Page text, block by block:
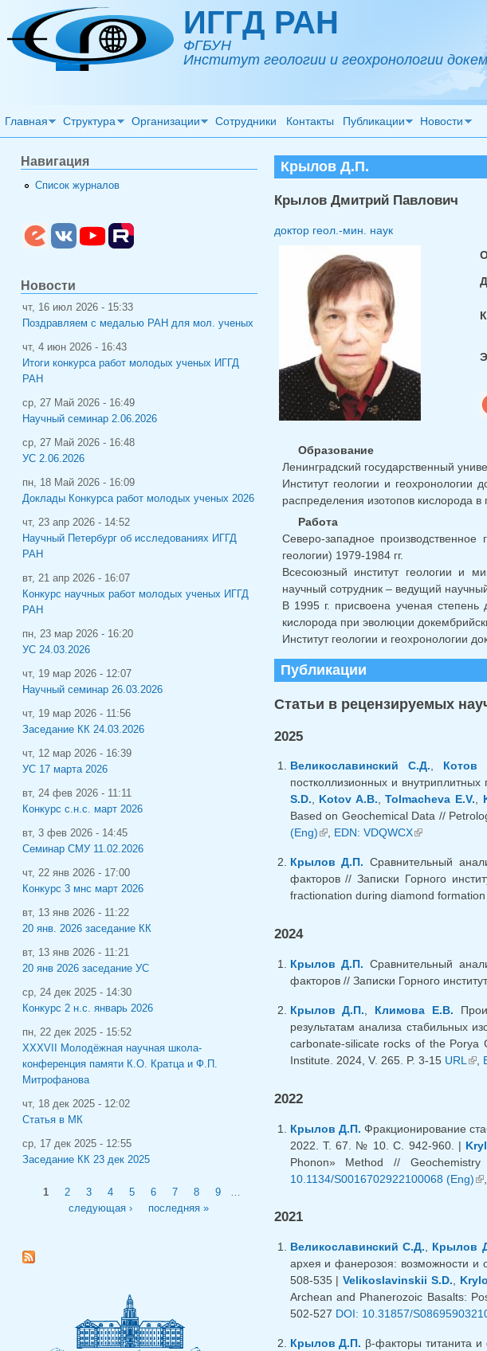
Перейти к основному содержанию ИГГД РАН
ФГБУН
Институт геологии и геохронологии
Главная Структура Организации Сотрудники Контакты Публикации Новости
Крылов Д.П.
Крылов Дмитрий Павлович
доктор геол.-мин. наук
Образование
Ленинградский государственный
Институт геологии и
распределения изотопов кислорода
Работа
Северо-западное
геологии) 1979-1984 гг.
Всесоюзный институт геологии и
научный сотрудник – ведущий
В 1995 г. присвоена ученая степень
кислорода при эволюции
Институт геологии и геохронологии
Публикации
Статьи в рецензируемых
2025
Великославинский С.Д., Котов
постколлизионных и
S.D., Kotov A.B.,Tolmacheva E.V.,
Based on Geochemical Data //
(Eng)(внешняя ссылка)
, EDN: VDQWCX(внешняя
Крылов Д.П. Сравнительный
факторов // Записки Горного
fractionation during diamond
2024
Крылов Д.П. Сравнительный
факторов // Записки Горного
Крылов Д.П. Климова Е.В.
результатам анализа стабильных
carbonate-silicate rocks of the Porya
Institute. 2024, V. 265. P. 3-15 URL ,
2022
Крылов Д.П. Фракционирование
2022. Т. 67. № 10. С. 942-960. |
Phonon» Method //
10.1134/S0016702922100068 (Eng)
,
2021
Великославинский С.Д., Крылов
архея и фанерозоя: возможности и
508-535 |Velikoslavinskii S.D.,
Archean and Phanerozoic Basalts:
502-527 DOI: 10.31857/
Крылов Д.П. β-факторы титанита
Навигация
Список журналов
Новости
чт, 16 июл 2026 - 15:33
Поздравляем с медалью РАН для мол. ученых
чт, 4 июн 2026 - 16:43
Итоги конкурса работ молодых ученых ИГГД
РАН
ср, 27 Май 2026 - 16:49
Научный семинар 2.06.2026
ср, 27 Май 2026 - 16:48
УС 2.06.2026
пн, 18 Май 2026 - 16:09
Доклады Конкурса работ молодых ученых 2026
чт, 23 апр 2026 - 14:52
Научный Петербург об исследованиях ИГГД
РАН
вт, 21 апр 2026 - 16:07
Конкурс научных работ молодых ученых ИГГД
РАН
пн, 23 мар 2026 - 16:20
УС 24.03.2026
чт, 19 мар 2026 - 12:07
Научный семинар 26.03.2026
чт, 19 мар 2026 - 11:56
Заседание КК 24.03.2026
чт, 12 мар 2026 - 16:39
УС 17 марта 2026
вт, 24 фев 2026 - 11:11
Конкурс с.н.с. март 2026
вт, 3 фев 2026 - 14:45
Семинар СМУ 11.02.2026
чт, 22 янв 2026 - 17:00
Конкурс 3 мнс март 2026
вт, 13 янв 2026 - 11:22
20 янв. 2026 заседание КК
вт, 13 янв 2026 - 11:21
20 янв 2026 заседание УС
ср, 24 дек 2025 - 14:30
Конкурс 2 н.с. январь 2026
пн, 22 дек 2025 - 15:52
XXXVII Молодёжная научная школа-
конференция памяти К.О. Кратца и Ф.П.
Митрофанова
чт, 18 дек 2025 - 12:02
Статья в МК
ср, 17 дек 2025 - 12:55
Заседание КК 23 дек 2025
Страницы
1 2 3 4 5 6 7 8 9
следующая ›
последняя »